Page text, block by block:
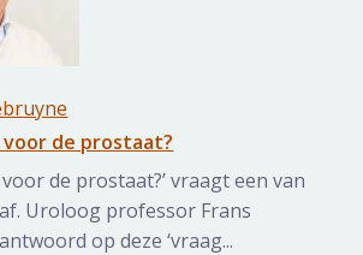
de prostaat?
de prostaat?’ vraagt een van
Uroloog professor Frans
op deze ‘vraag...